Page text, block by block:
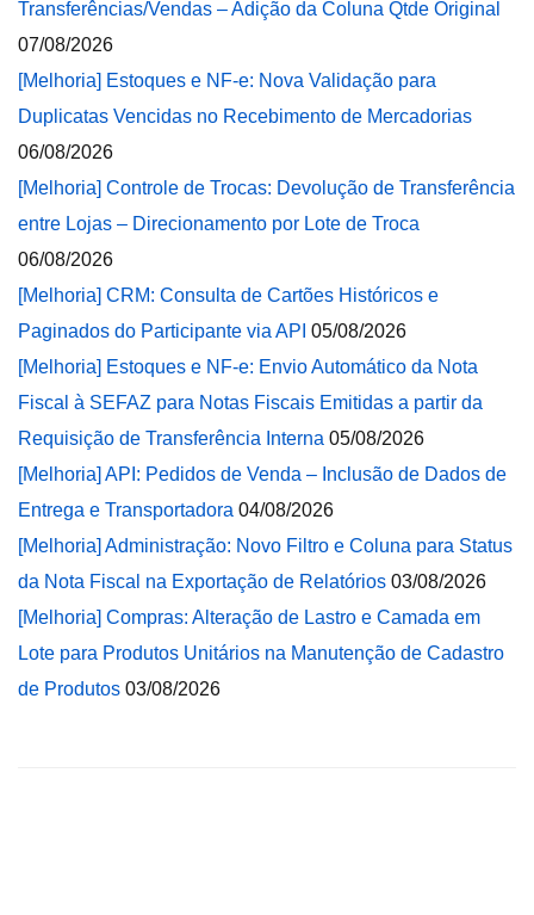
Transferências/Vendas – Adição da Coluna Qtde Original
07/08/2026
[Melhoria] Estoques e NF-e: Nova Validação para
Duplicatas Vencidas no Recebimento de Mercadorias
06/08/2026
[Melhoria] Controle de Trocas: Devolução de Transferência
entre Lojas – Direcionamento por Lote de Troca
06/08/2026
[Melhoria] CRM: Consulta de Cartões Históricos e
Paginados do Participante via API 05/08/2026
[Melhoria] Estoques e NF-e: Envio Automático da Nota
Fiscal à SEFAZ para Notas Fiscais Emitidas a partir da
Requisição de Transferência Interna 05/08/2026
[Melhoria] API: Pedidos de Venda – Inclusão de Dados de
Entrega e Transportadora 04/08/2026
[Melhoria] Administração: Novo Filtro e Coluna para Status
da Nota Fiscal na Exportação de Relatórios 03/08/2026
[Melhoria] Compras: Alteração de Lastro e Camada em
Lote para Produtos Unitários na Manutenção de Cadastro
de Produtos 03/08/2026